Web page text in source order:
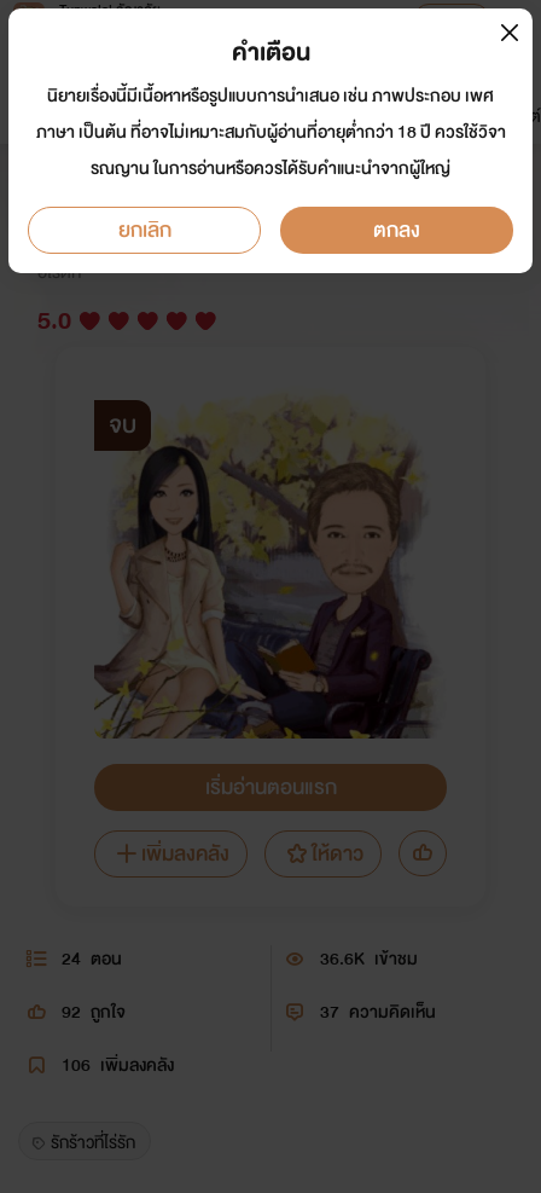
Tunwalai ธัญวลัย
หน้าแรก นิยาย อีบุ๊ก การ์ตูน
มาใหม่
ดรีมแชท ธัญลิสต์
รักร้าวที่ไร่รัก
นักเขียน: ระรินรดา
อีโรติก
5.0
จบ
เริ่มอ่านตอนแรก
เพิ่มลงคลัง
ให้ดาว
24 ตอน 36.6K เข้าชม
92 ถูกใจ 37 ความคิดเห็น
106 เพิ่มลงคลัง
รักร้าวที่ไร่รัก
คำเตือน
นิยายเรื่องนี้มีเนื้อหาหรือรูปแบบการนำเสนอ เช่น ภาพประกอบ เพศ
ภาษา เป็นต้น ที่อาจไม่เหมาะสมกับผู้อ่านที่อายุต่ำกว่า 18 ปี ควรใช้วิจา
รณญาน ในการอ่านหรือควรได้รับคำแนะนำจากผู้ใหญ่
ยกเลิก ตกลง